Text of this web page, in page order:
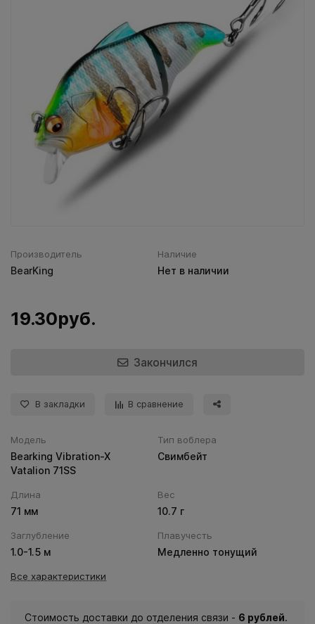
Все категории (9)
Производитель
BearKing
Наличие
Нет в наличии
19.30руб.
Закончился
В закладки В сравнение
Модель
Bearking Vibration-X
Vatalion 71SS
Тип воблера
Свимбейт
Длина
71 мм
Вес
10.7 г
Заглубление
1.0-1.5 м
Плавучесть
Медленно тонущий
Все характеристики
Стоимость доставки до отделения связи - 6 рублей.